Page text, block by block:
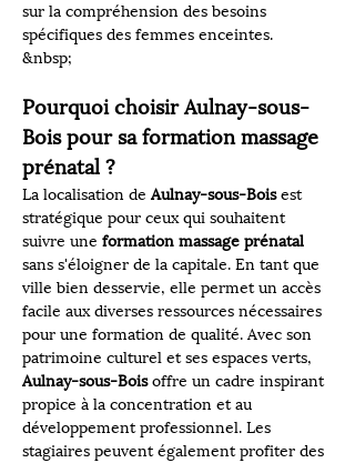
sur la compréhension des besoins
spécifiques des femmes enceintes.
&nbsp;
Pourquoi choisir Aulnay-sous-
Bois pour sa formation massage
prénatal ?
La localisation de Aulnay-sous-Bois est
stratégique pour ceux qui souhaitent
suivre une formation massage prénatal
sans s'éloigner de la capitale. En tant que
ville bien desservie, elle permet un accès
facile aux diverses ressources nécessaires
pour une formation de qualité. Avec son
patrimoine culturel et ses espaces verts,
Aulnay-sous-Bois offre un cadre inspirant
propice à la concentration et au
développement professionnel. Les
stagiaires peuvent également profiter des